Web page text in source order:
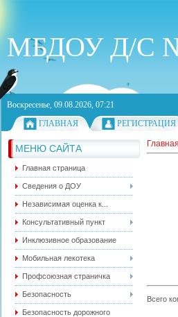
МБДОУ Д/С
Воскресенье, 09.08.2026, 07:21
ГЛАВНАЯ
РЕГИСТРАЦИЯ
МЕНЮ САЙТА
Главная страница
Сведения о ДОУ
Независимая оценка к...
Консультативный пункт
Инклюзивное образование
Мобильная лекотека
Профсоюзная страничка
Безопасность
Безопасность дорожного
Главная
Всего